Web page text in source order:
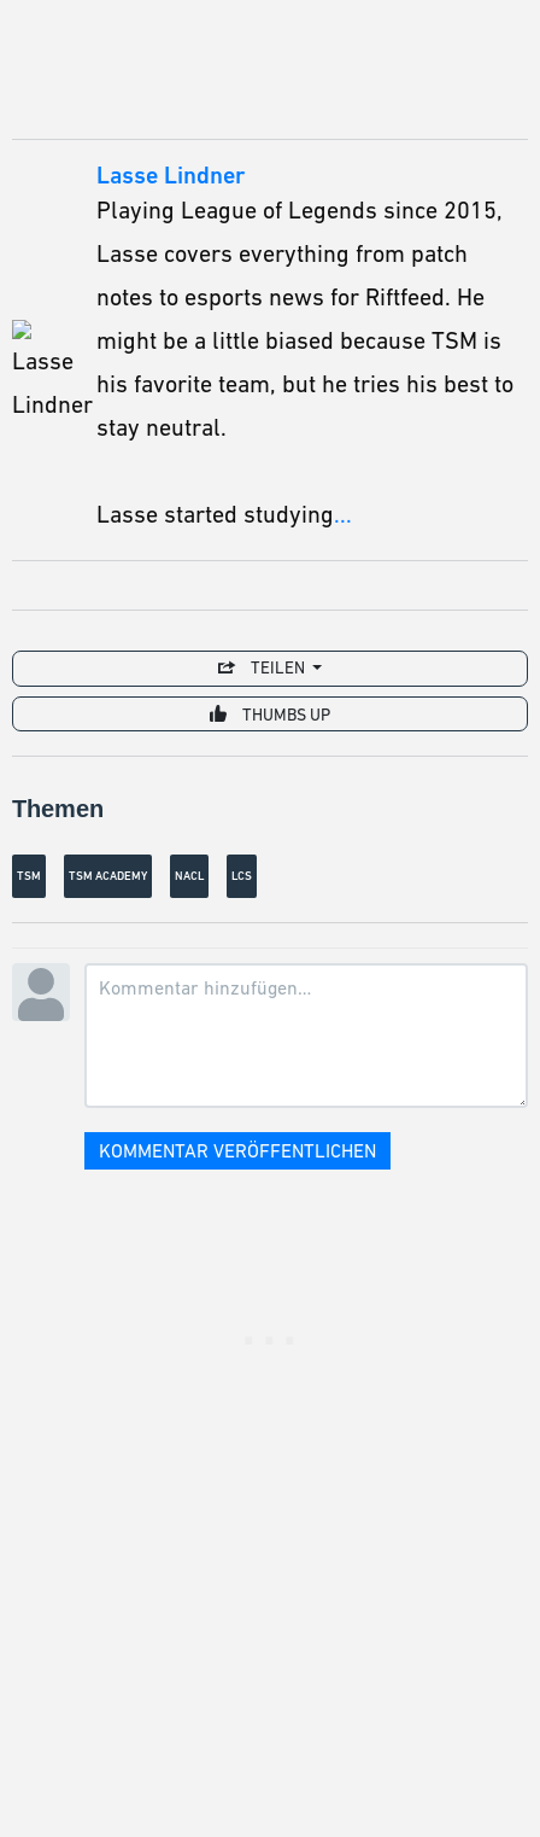
Lasse Lindner
Playing League of Legends since 2015,
Lasse covers everything from patch
notes to esports news for Riftfeed. He
might be a little biased because TSM is
his favorite team, but he tries his best to
stay neutral.
Lasse started studying...
TEILEN
THUMBS UP
Themen
TSM TSM ACADEMY NACL LCS
KOMMENTAR VERÖFFENTLICHEN